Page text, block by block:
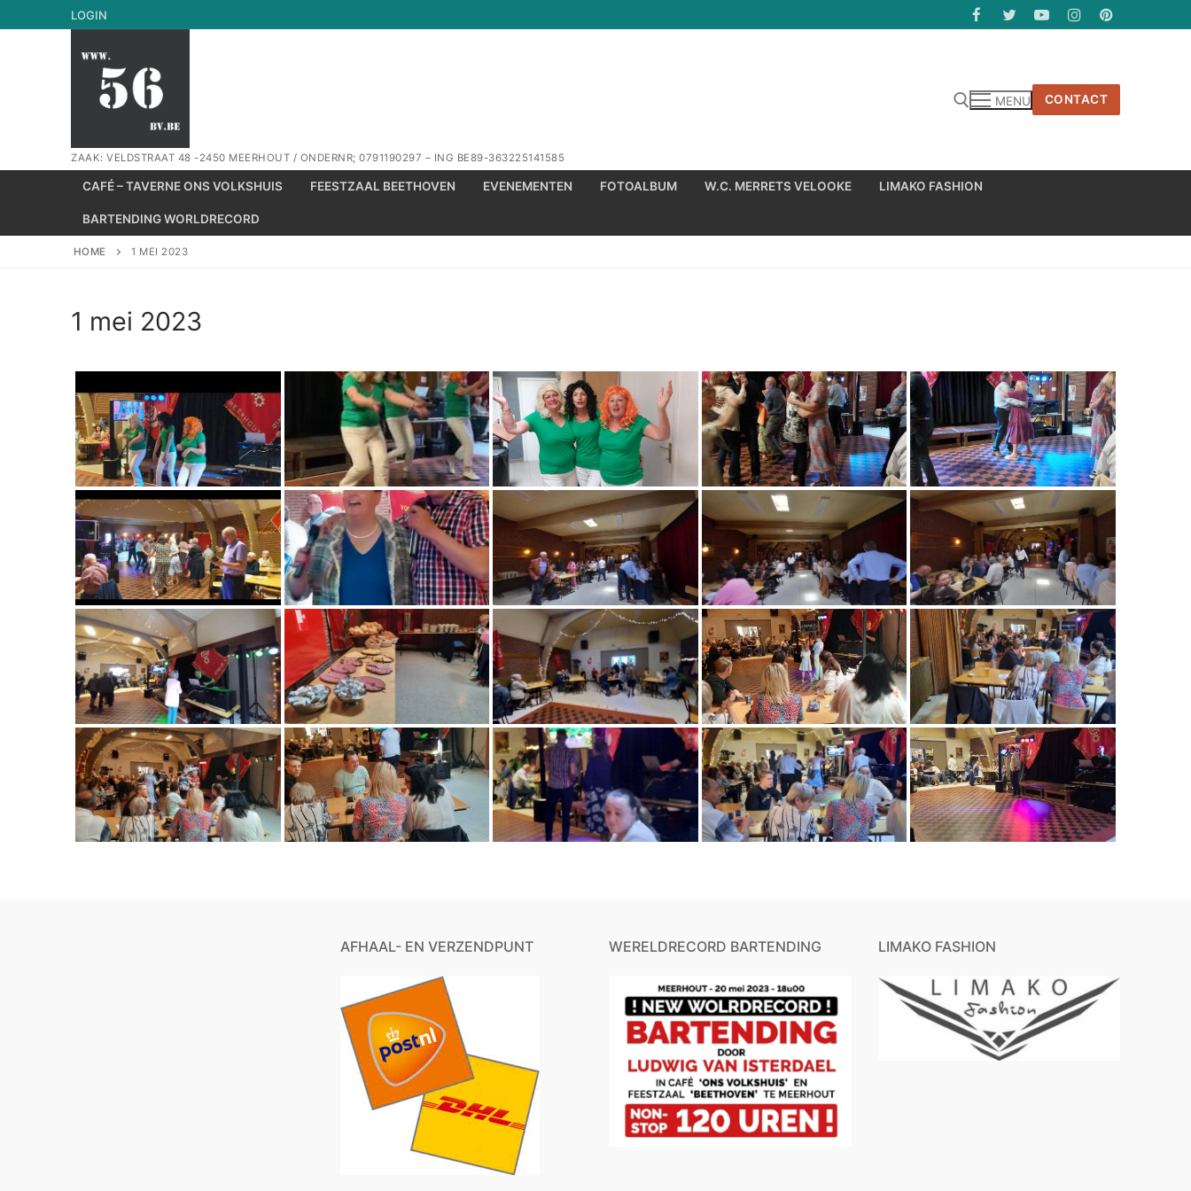
naar
LOGIN
ZAAK: VELDSTRAAT 48 -2450 MEERHOUT / ONDERNR; 0791190297 – ING BE89-363225141585
Zoeken naar:
MENU CONTACT
CAFÉ – TAVERNE ONS VOLKSHUIS FEESTZAAL BEETHOVEN EVENEMENTEN FOTOALBUM W.C. MERRETS VELOOKE LIMAKO FASHION
BARTENDING WORLDRECORD
HOME 1 MEI 2023
1 mei 2023
AFHAAL- EN VERZENDPUNT WERELDRECORD BARTENDING LIMAKO FASHION